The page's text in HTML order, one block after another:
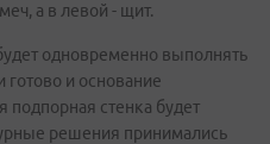
а в левой - щит.
одновременно выполнять
и основание
стенка будет
решения принимались